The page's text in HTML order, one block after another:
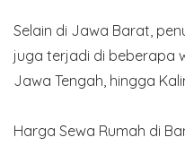
Selain di Jawa Barat,
juga terjadi di beberapa
Jawa Tengah, hingga
Harga Sewa Rumah di